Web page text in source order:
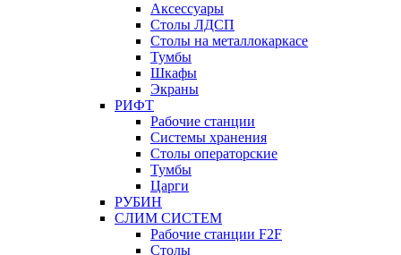
Аксессуары
Столы ЛДСП
Столы на металлокаркасе
Тумбы
Шкафы
Экраны
РИФТ
Рабочие станции
Системы хранения
Столы операторские
Тумбы
Царги
РУБИН
СЛИМ СИСТЕМ
Рабочие станции F2F
Столы